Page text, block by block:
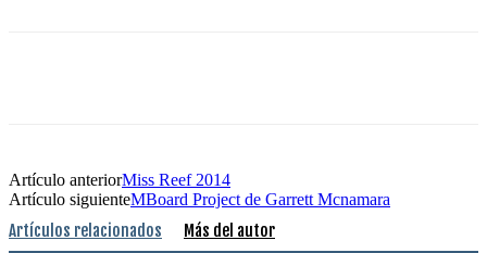
Artículo anteriorMiss Reef 2014
Artículo siguienteMBoard Project de Garrett Mcnamara
Artículos relacionados Más del autor